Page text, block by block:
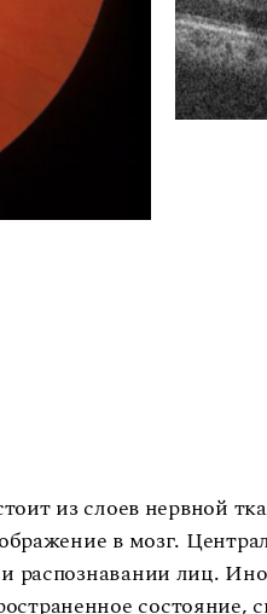
из слоев нервной
в мозг.
распознавании лиц.
состояние,